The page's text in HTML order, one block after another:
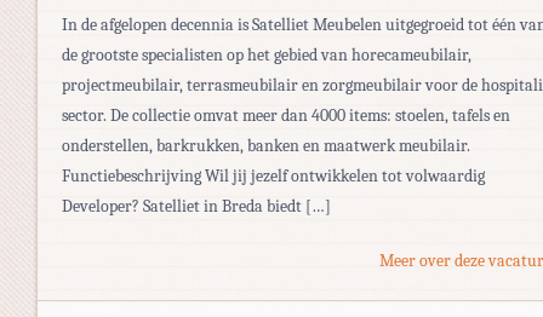
In de afgelopen decennia is Satelliet Meubelen uitgegroeid tot één
de grootste specialisten op het gebied van horecameubilair,
projectmeubilair, terrasmeubilair en zorgmeubilair voor de
sector. De collectie omvat meer dan 4000 items: stoelen, tafels en
onderstellen, barkrukken, banken en maatwerk meubilair.
Functiebeschrijving Wil jij jezelf ontwikkelen tot volwaardig
Developer? Satelliet in Breda biedt […]
Meer over deze